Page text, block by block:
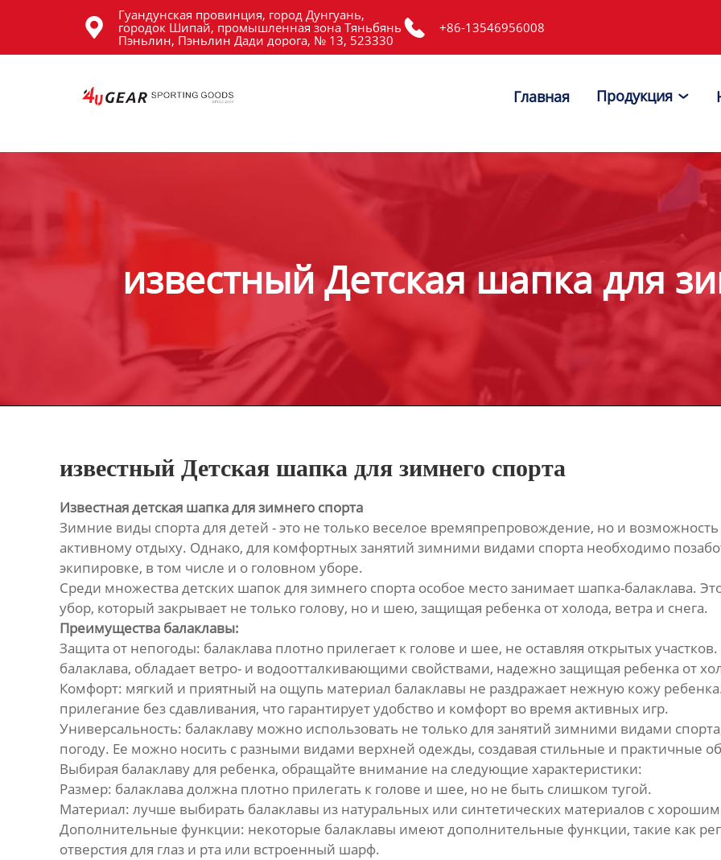

Гуандунская провинция, город Дунгуань,
городок Шипай, промышленная зона Тяньбянь
Пэньлин, Пэньлин Дади дорога, № 13, 523330
 +86-13546956008
Главная Продукция 
известный Детская шапка для
известный Детская шапка для зимнего спорта
Известная детская шапка для зимнего спорта
Зимние виды спорта для детей - это не только веселое времяпрепровождение, но и
активному отдыху. Однако, для комфортных занятий зимними видами спорта необходимо
экипировке, в том числе и о головном уборе.
Среди множества детских шапок для зимнего спорта особое место занимает шапка-балаклава.
убор, который закрывает не только голову, но и шею, защищая ребенка от холода, ветра и снега.
Преимущества балаклавы:
Защита от непогоды: балаклава плотно прилегает к голове и шее, не оставляя открытых
балаклава, обладает ветро- и водоотталкивающими свойствами, надежно защищая ребенка от
Комфорт: мягкий и приятный на ощупь материал балаклавы не раздражает нежную кожу
прилегание без сдавливания, что гарантирует удобство и комфорт во время активных игр.
Универсальность: балаклаву можно использовать не только для занятий зимними видами
погоду. Ее можно носить с разными видами верхней одежды, создавая стильные и практичные
Выбирая балаклаву для ребенка, обращайте внимание на следующие характеристики:
Размер: балаклава должна плотно прилегать к голове и шее, но не быть слишком тугой.
Материал: лучше выбирать балаклавы из натуральных или синтетических материалов с
Дополнительные функции: некоторые балаклавы имеют дополнительные функции, такие как
отверстия для глаз и рта или встроенный шарф.